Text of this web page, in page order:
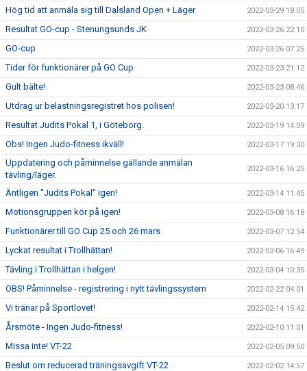
Hög tid att anmäla sig till Dalsland Open + Läger 2022-03-29 18:05
Resultat GO-cup - Stenungsunds JK 2022-03-26 22:10
GO-cup 2022-03-26 07:25
Tider för funktionärer på GO Cup 2022-03-23 21:12
Gult bälte! 2022-03-23 08:46
Utdrag ur belastningsregistret hos polisen! 2022-03-20 13:17
Resultat Judits Pokal 1, i Göteborg. 2022-03-19 14:09
Obs! Ingen Judo-fitness ikväll! 2022-03-17 19:30
Uppdatering och påminnelse gällande anmälan
tävling/läger.
2022-03-16 16:25
Äntligen "Judits Pokal" igen! 2022-03-14 11:45
Motionsgruppen kör på igen! 2022-03-08 16:18
Funktionärer till GO Cup 25 och 26 mars 2022-03-07 12:54
Lyckat resultat i Trollhättan! 2022-03-06 16:49
Tävling i Trollhättan i helgen! 2022-03-04 10:35
OBS! Påminnelse - registrering i nytt tävlingssystem 2022-02-22 04:01
Vi tränar på Sportlovet! 2022-02-14 15:42
Årsmöte - Ingen Judo-fitness! 2022-02-10 11:01
Missa inte! VT-22 2022-02-05 09:50
Beslut om reducerad träningsavgift VT-22 2022-02-02 14:57